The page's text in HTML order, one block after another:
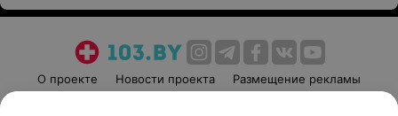
О проекте Новости проекта
Размещение рекламы